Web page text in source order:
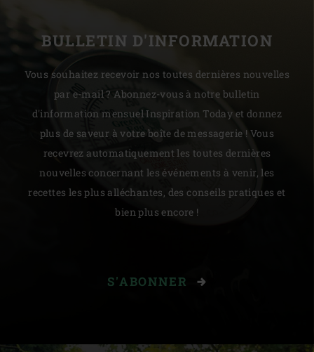
BULLETIN D'INFORMATION
Vous souhaitez recevoir nos toutes dernières nouvelles
par e-mail ? Abonnez-vous à notre bulletin
d'information mensuel Inspiration Today et donnez
plus de saveur à votre boîte de messagerie ! Vous
recevrez automatiquement les toutes dernières
nouvelles concernant les événements à venir, les
recettes les plus alléchantes, des conseils pratiques et
bien plus encore !
S'ABONNER